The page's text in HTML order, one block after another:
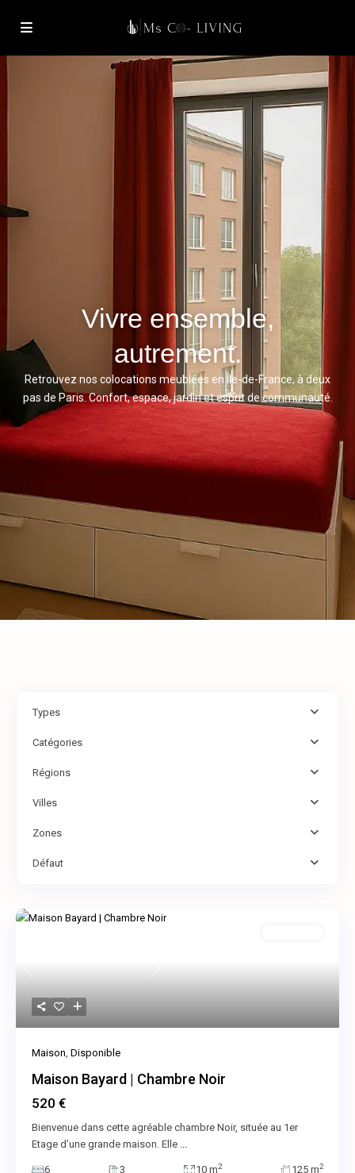
Vivre ensemble,
autrement.
Retrouvez nos colocations meublées en Île-de-France, à deux
pas de Paris. Confort, espace, jardin et esprit de communauté.
Types
Catégories
Régions
Villes
Zones
Défaut
Previous Next
Maison, Disponible
Maison Bayard | Chambre Noir
520 €
Bienvenue dans cette agréable chambre Noir, située au 1er
Etage d’une grande maison. Elle ...
6 3 10 m2 125 m2